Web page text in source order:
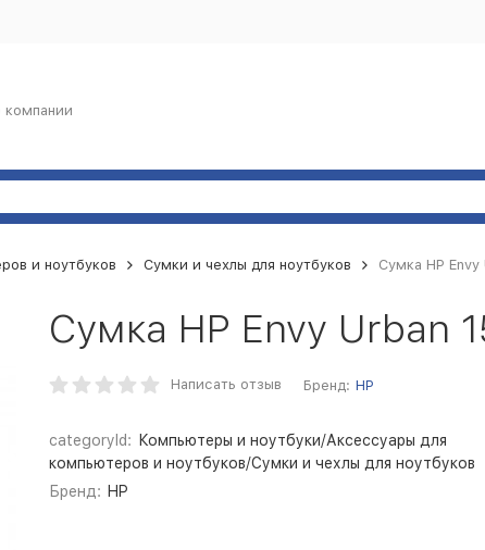
компании
и ноутбуков Сумки и чехлы для ноутбуков Сумка HP
Сумка HP Envy Urban
Написать отзыв Бренд: HP
categoryId:
Компьютеры и ноутбуки/Аксессуары для
компьютеров и ноутбуков/Сумки и чехлы для ноутбуков
Бренд: HP